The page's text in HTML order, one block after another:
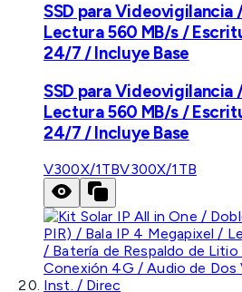
SSD para Videovigilancia
Lectura 560 MB/s /
24/7 / Incluye Base
SSD para Videovigilancia
Lectura 560 MB/s /
24/7 / Incluye Base
V300X/1TBV300X/1TB